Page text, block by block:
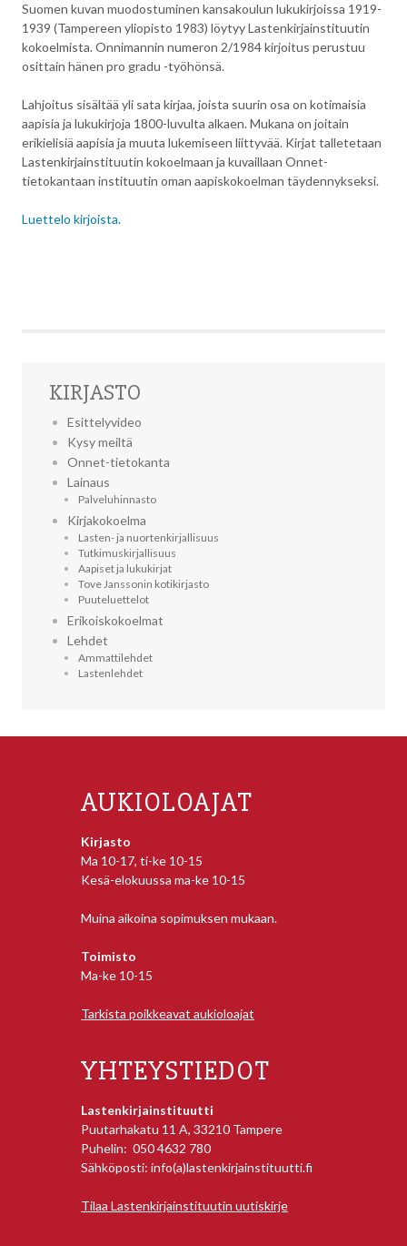
Suomen kuvan muodostuminen kansakoulun lukukirjoissa 1919-
1939 (Tampereen yliopisto 1983) löytyy Lastenkirjainstituutin
kokoelmista. Onnimannin numeron 2/1984 kirjoitus perustuu
osittain hänen pro gradu -työhönsä.
Lahjoitus sisältää yli sata kirjaa, joista suurin osa on kotimaisia
aapisia ja lukukirjoja 1800-luvulta alkaen. Mukana on joitain
erikielisiä aapisia ja muuta lukemiseen liittyvää. Kirjat talletetaan
Lastenkirjainstituutin kokoelmaan ja kuvaillaan Onnet-
tietokantaan instituutin oman aapiskokoelman täydennykseksi.
Luettelo kirjoista.
KIRJASTO
Esittelyvideo
Kysy meiltä
Onnet-tietokanta
Lainaus
Palveluhinnasto
Kirjakokoelma
Lasten- ja nuortenkirjallisuus
Tutkimuskirjallisuus
Aapiset ja lukukirjat
Tove Janssonin kotikirjasto
Puuteluettelot
Erikoiskokoelmat
Lehdet
Ammattilehdet
Lastenlehdet
AUKIOLOAJAT
Kirjasto
Ma 10-17, ti-ke 10-15
Kesä-elokuussa ma-ke 10-15
Muina aikoina sopimuksen mukaan.
Toimisto
Ma-ke 10-15
Tarkista poikkeavat aukioloajat
YHTEYSTIEDOT
Lastenkirjainstituutti
Puutarhakatu 11 A, 33210 Tampere
Puhelin: 050 4632 780
Sähköposti: info(a)lastenkirjainstituutti.fi
Tilaa Lastenkirjainstituutin uutiskirje